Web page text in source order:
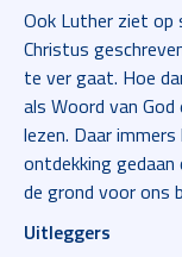
Ook Luther ziet
Christus
te ver gaat. Hoe
als Woord van
lezen. Daar
ontdekking
de grond voor ons
Uitleggers